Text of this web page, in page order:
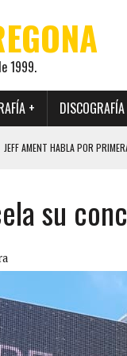
1999.
+
JEFF AMENT HABLA POR
ENTRE NEIL YOUNG Y PEARL
EN OHANA 2026 EN
SINCE FOREVER, UN
su